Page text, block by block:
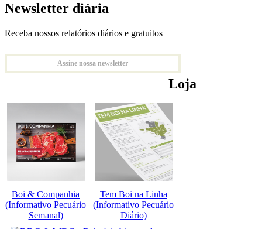
Newsletter diária
Receba nossos relatórios diários e gratuitos
Assine nossa newsletter
Loja
Boi & Companhia
(Informativo Pecuário
Semanal)
Tem Boi na Linha
(Informativo Pecuário
Diário)